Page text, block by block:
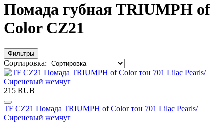
Помада губная TRIUMPH of
Color CZ21
Фильтры
Сортировка:
215 RUB
TF CZ21 Помада TRIUMPH of Color тон 701 Lilac Pearls/
Сиреневый жемчуг